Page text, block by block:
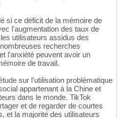
si ce déficit de la mémoire de
l'augmentation des taux de
utilisateurs assidus des
recherches
l'anxiété peuvent avoir un
de travail.
sur l'utilisation problématique
appartenant à la Chine et
dans le monde. TikTok
et de regarder de courtes
et la majorité des utilisateurs